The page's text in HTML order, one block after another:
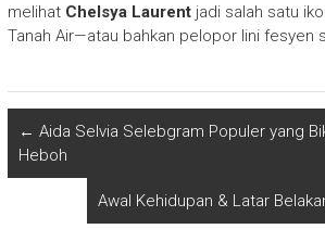
melihat Chelsya Laurentjadi salah satu
Tanah Air—atau bahkan pelopor lini fesyen
← Aida Selvia Selebgram Populer yang
Heboh
Awal Kehidupan & Latar